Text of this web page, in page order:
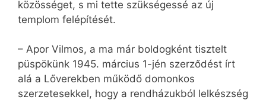
közösséget, s mi tette szükségessé az új
templom felépítését.
– Apor Vilmos, a ma már boldogként tisztelt
püspökünk 1945. március 1-jén szerződést írt
alá a Lőverekben működő domonkos
szerzetesekkel, hogy a rendházukból lelkészség